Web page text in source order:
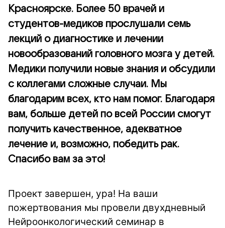
Красноярске. Более 50 врачей и
студентов-медиков прослушали семь
лекций о диагностике и лечении
новообразований головного мозга у детей.
Медики получили новые знания и обсудили
с коллегами сложные случаи. Мы
благодарим всех, кто нам помог. Благодаря
вам, больше детей по всей России смогут
получить качественное, адекватное
лечение и, возможно, победить рак.
Спасибо вам за это!
Проект завершен, ура! На ваши
пожертвования мы провели двухдневный
Нейроонкологический семинар в